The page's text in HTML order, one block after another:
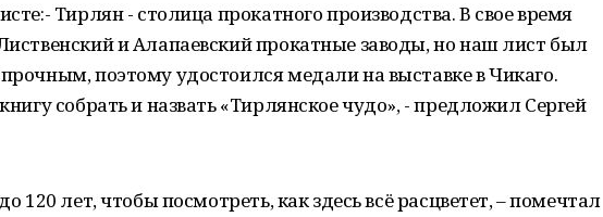
Тирлян - столица прокатного производства. В свое время
и Алапаевский прокатные заводы, но наш лист был
поэтому удостоился медали на выставке в Чикаго.
собрать и назвать «Тирлянское чудо», - предложил Сергей
120 лет, чтобы посмотреть, как здесь всё расцветет, – помечтал